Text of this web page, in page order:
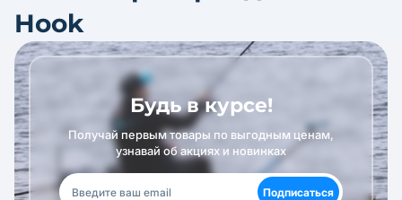
Hook
Будь в курсе!
Получай первым товары по выгодным ценам,
узнавай об акциях и новинках
Подписаться